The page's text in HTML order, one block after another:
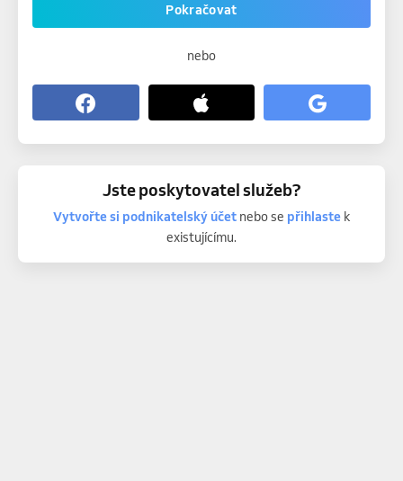
Pokračovat
nebo
Jste poskytovatel služeb?
Vytvořte si podnikatelský účetnebo se přihlastek
existujícímu.